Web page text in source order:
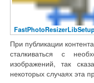
При публикации
сталкиваться с
изображений, так
некоторых случаях эта